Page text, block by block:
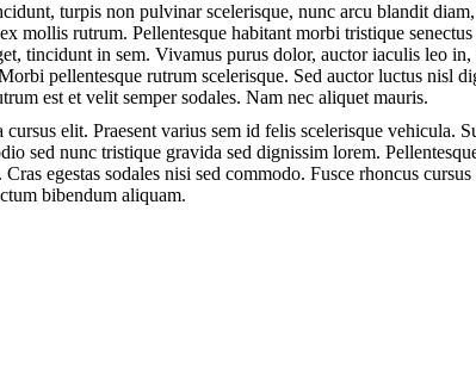
turpis non pulvinar scelerisque, nunc arcu blandit
mollis rutrum. Pellentesque habitant morbi tristique senectus
tincidunt in sem. Vivamus purus dolor, auctor iaculis leo
pellentesque rutrum scelerisque. Sed auctor luctus nisl
est et velit semper sodales. Nam nec aliquet mauris.
elit. Praesent varius sem id felis scelerisque vehicula.
sed nunc tristique gravida sed dignissim lorem.
egestas sodales nisi sed commodo. Fusce rhoncus
bibendum aliquam.